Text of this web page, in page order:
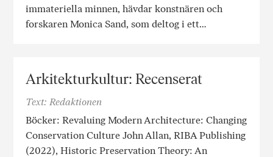
immateriella minnen, hävdar konstnären och
forskaren Monica Sand, som deltog i ett…
Arkitekturkultur: Recenserat
Text: Redaktionen
Böcker: Revaluing Modern Architecture: Changing
Conservation Culture John Allan, RIBA Publishing
(2022), Historic Preservation Theory: An